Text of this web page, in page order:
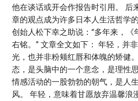
他在谈话或开会作报告时引用。 后
章的观点成为许多日本人生活哲学
创始人松下幸之助说：“多年来，《
右铭。” 文章全文如下： 年轻，并
光，也并非粉颊红唇和体魄的矫健
态，是头脑中的一个意念，是理性
情感活动的一股勃勃的朝气，是人
风。 年轻，意味着甘愿放弃温馨浪